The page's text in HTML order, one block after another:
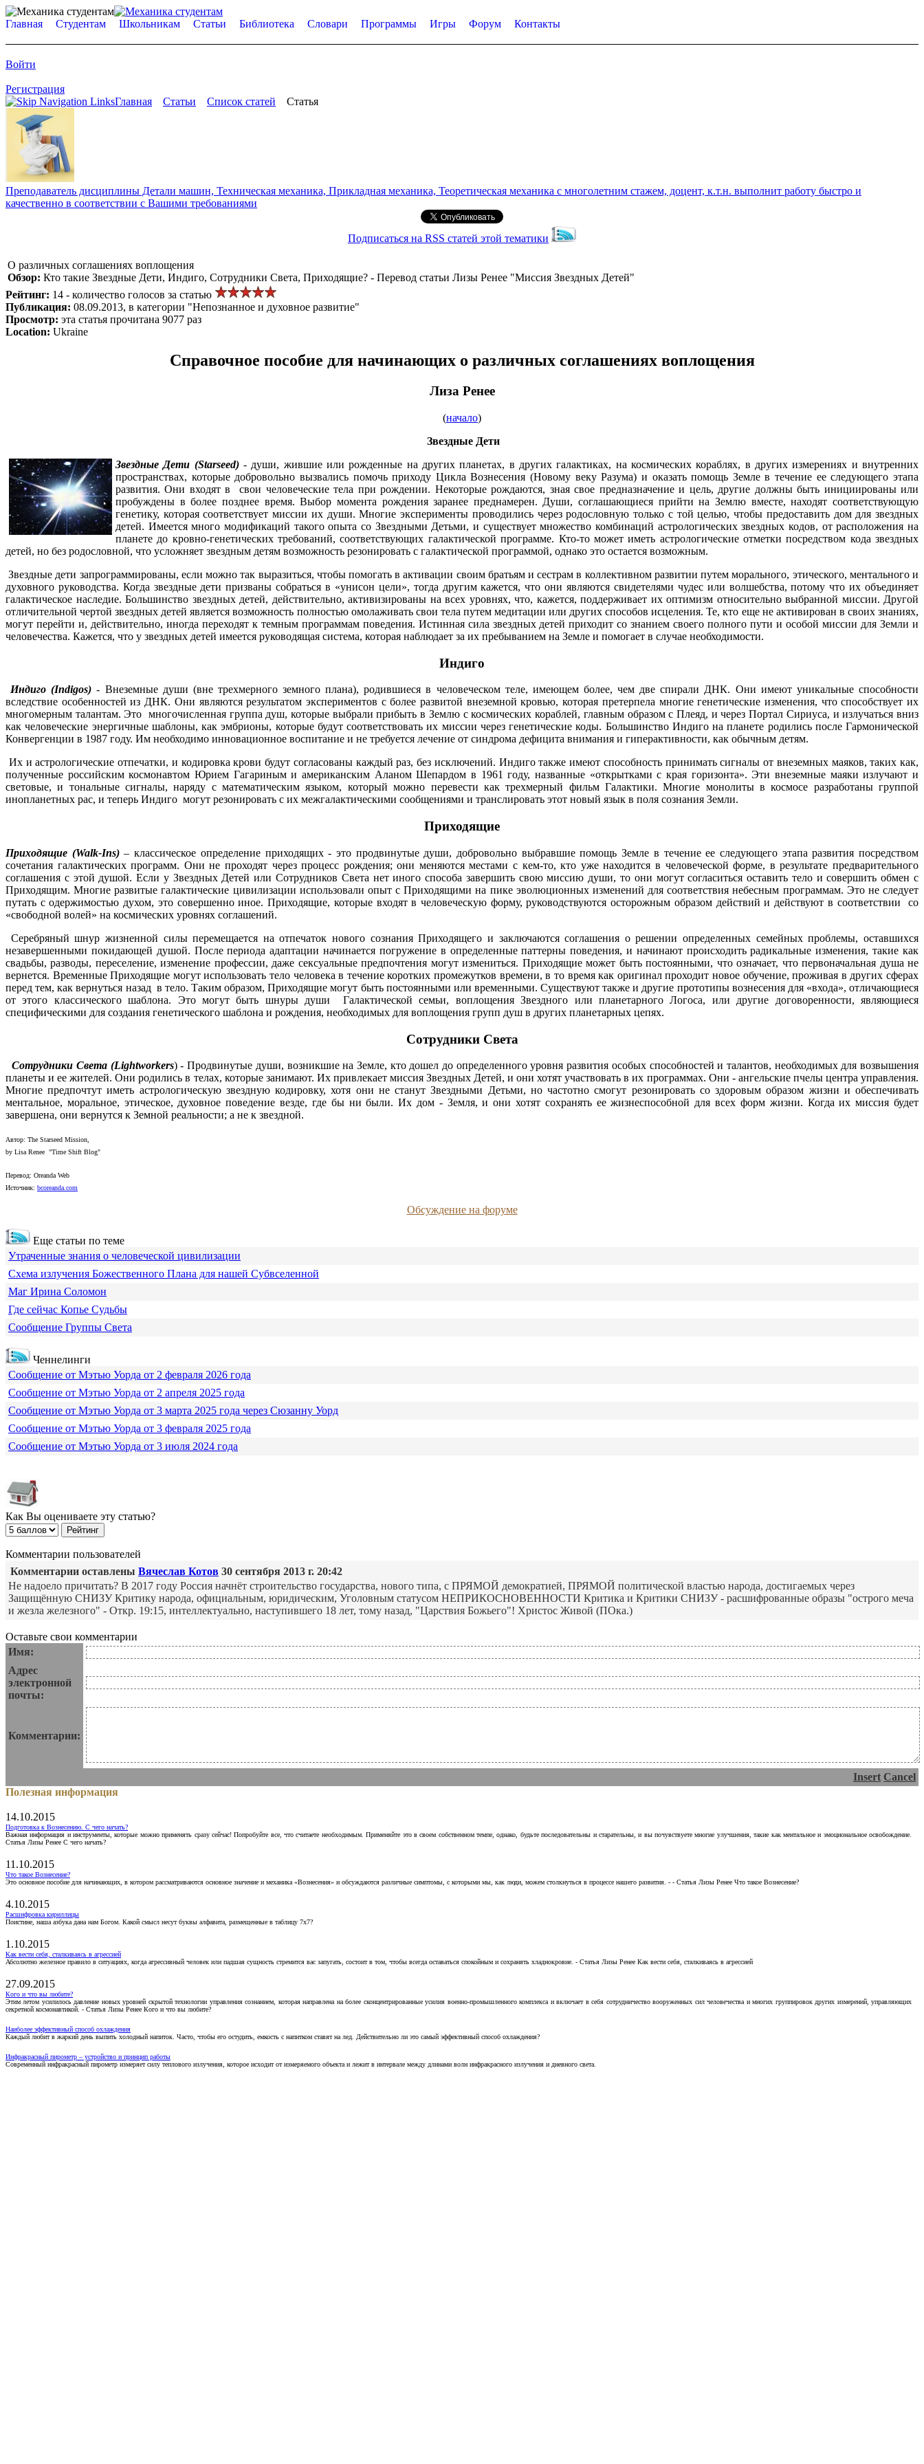
Главная Студентам Школьникам Статьи Библиотека Словари Программы Игры Форум Контакты
Войти
Регистрация
Главная
Статьи Список статей Статья
Преподаватель дисциплины Детали машин, Техническая механика, Прикладная механика, Теоретическая механика с многолетним стажем, доцент, к.т.н. выполнит работу быстро и
качественно в соответствии с Вашими требованиями
Подписаться на RSS статей этой тематики
О различных соглашениях воплощения
Обзор: Кто такие Звездные Дети, Индиго, Сотрудники Света, Приходящие? - Перевод статьи Лизы Ренее "Миссия Звездных Детей"
Рейтинг: 14 - количество голосов за статью
Публикация: 08.09.2013, в категории "Непознанное и духовное развитие"
Просмотр: эта статья прочитана 9077 раз
Location: Ukraine
Справочное пособие для начинающих о различных соглашениях воплощения
Лиза Ренее
(начало)
Звездные Дети
Звездные Дети (Starseed)- души, жившие или рожденные на других планетах, в других галактиках, на космических кораблях, в других измерениях и внутренних
пространствах, которые добровольно вызвались помочь приходу Цикла Вознесения (Новому веку Разума) и оказать помощь Земле в течение ее следующего этапа
развития. Они входят в свои человеческие тела при рождении. Некоторые рождаются, зная свое предназначение и цель, другие должны быть инициированы или
пробуждены в более позднее время. Выбор момента рождения заранее преднамерен. Души, соглашающиеся прийти на Землю вместе, находят соответствующую
генетику, которая соответствует миссии их души. Многие эксперименты проводились через родословную только с той целью, чтобы предоставить дом для звездных
детей. Имеется много модификаций такого опыта со Звездными Детьми, и существует множество комбинаций астрологических звездных кодов, от расположения на
планете до кровно-генетических требований, соответствующих галактической программе. Кто-то может иметь астрологические отметки посредством кода звездных
детей, но без родословной, что усложняет звездным детям возможность резонировать с галактической программой, однако это остается возможным.
Звездные дети запрограммированы, если можно так выразиться, чтобы помогать в активации своим братьям и сестрам в коллективном развитии путем морального, этического, ментального и
духовного руководства. Когда звездные дети призваны собраться в «унисон цели», тогда другим кажется, что они являются свидетелями чудес или волшебства, потому что их объединяет
галактическое наследие. Большинство звездных детей, действительно, активизированы на всех уровнях, что, кажется, поддерживает их оптимизм относительно выбранной миссии. Другой
отличительной чертой звездных детей является возможность полностью омолаживать свои тела путем медитации или других способов исцеления. Те, кто еще не активирован в своих знаниях,
могут перейти и, действительно, иногда переходят к темным программам поведения. Истинная сила звездных детей приходит со знанием своего полного пути и особой миссии для Земли и
человечества. Кажется, что у звездных детей имеется руководящая система, которая наблюдает за их пребыванием на Земле и помогает в случае необходимости.
Индиго
Индиго (Indigos)- Внеземные души (вне трехмерного земного плана), родившиеся в человеческом теле, имеющем более, чем две спирали ДНК. Они имеют уникальные способности
вследствие особенностей из ДНК. Они являются результатом экспериментов с более развитой внеземной кровью, которая претерпела многие генетические изменения, что способствует их
многомерным талантам. Это многочисленная группа душ, которые выбрали прибыть в Землю с космических кораблей, главным образом с Плеяд, и через Портал Сириуса, и излучаться вниз
как человеческие энергичные шаблоны, как эмбрионы, которые будут соответствовать их миссии через генетические коды. Большинство Индиго на планете родились после Гармонической
Конвергенции в 1987 году. Им необходимо инновационное воспитание и не требуется лечение от синдрома дефицита внимания и гиперактивности, как обычным детям.
Их и астрологические отпечатки, и кодировка крови будут согласованы каждый раз, без исключений. Индиго также имеют способность принимать сигналы от внеземных маяков, таких как,
полученные российским космонавтом Юрием Гагариным и американским Аланом Шепардом в 1961 году, названные «открытками с края горизонта». Эти внеземные маяки излучают и
световые, и тональные сигналы, наряду с математическим языком, который можно перевести как трехмерный фильм Галактики. Многие монолиты в космосе разработаны группой
инопланетных рас, и теперь Индиго могут резонировать с их межгалактическими сообщениями и транслировать этот новый язык в поля сознания Земли.
Приходящие
Приходящие (Walk-Ins)– классическое определение приходящих - это продвинутые души, добровольно выбравшие помощь Земле в течение ее следующего этапа развития посредством
сочетания галактических программ. Они не проходят через процесс рождения; они меняются местами с кем-то, кто уже находится в человеческой форме, в результате предварительного
соглашения с этой душой. Если у Звездных Детей или Сотрудников Света нет иного способа завершить свою миссию души, то они могут согласиться оставить тело и совершить обмен с
Приходящим. Многие развитые галактические цивилизации использовали опыт с Приходящими на пике эволюционных изменений для соответствия небесным программам. Это не следует
путать с одержимостью духом, это совершенно иное. Приходящие, которые входят в человеческую форму, руководствуются осторожным образом действий и действуют в соответствии со
«свободной волей» на космических уровнях соглашений.
Серебряный шнур жизненной силы перемещается на отпечаток нового сознания Приходящего и заключаются соглашения о решении определенных семейных проблемы, оставшихся
незавершенными покидающей душой. После периода адаптации начинается погружение в определенные паттерны поведения, и начинают происходить радикальные изменения, такие как
свадьбы, разводы, переселение, изменение профессии, даже сексуальные предпочтения могут измениться. Приходящие может быть постоянными, что означает, что первоначальная душа не
вернется. Временные Приходящие могут использовать тело человека в течение коротких промежутков времени, в то время как оригинал проходит новое обучение, проживая в других сферах
перед тем, как вернуться назад в тело. Таким образом, Приходящие могут быть постоянными или временными. Существуют также и другие прототипы вознесения для «входа», отличающиеся
от этого классического шаблона. Это могут быть шнуры души Галактической семьи, воплощения Звездного или планетарного Логоса, или другие договоренности, являющиеся
специфическими для создания генетического шаблона и рождения, необходимых для воплощения групп душ в других планетарных цепях.
Сотрудники Света
Сотрудники Света (Lightworkers) - Продвинутые души, возникшие на Земле, кто дошел до определенного уровня развития особых способностей и талантов, необходимых для возвышения
планеты и ее жителей. Они родились в телах, которые занимают. Их привлекает миссия Звездных Детей, и они хотят участвовать в их программах. Они - ангельские пчелы центра управления.
Многие предпочтут иметь астрологическую звездную кодировку, хотя они не станут Звездными Детьми, но частотно смогут резонировать со здоровым образом жизни и обеспечивать
ментальное, моральное, этическое, духовное поведение везде, где бы ни были. Их дом - Земля, и они хотят сохранять ее жизнеспособной для всех форм жизни. Когда их миссия будет
завершена, они вернутся к Земной реальности; а не к звездной.
Автор: The Starseed Mission,
by Lisa Renee "Time Shift Blog"
Перевод: Oreanda Web
Источник: bcoreanda.com
Обсуждение на форуме
Еще статьи по теме
Утраченные знания о человеческой цивилизации
Схема излучения Божественного Плана для нашей Субвселенной
Маг Ирина Соломон
Где сейчас Копье Судьбы
Сообщение Группы Света
Ченнелинги
Сообщение от Мэтью Уорда от 2 февраля 2026 года
Сообщение от Мэтью Уорда от 2 апреля 2025 года
Сообщение от Мэтью Уорда от 3 марта 2025 года через Сюзанну Уорд
Сообщение от Мэтью Уорда от 3 февраля 2025 года
Сообщение от Мэтью Уорда от 3 июля 2024 года
Как Вы оцениваете эту статью?
Комментарии пользователей
Комментарии оставлены Вячеслав Котов 30 сентября 2013 г. 20:42
Не надоело причитать? В 2017 году Россия начнёт строительство государства, нового типа, с ПРЯМОЙ демократией, ПРЯМОЙ политической властью народа, достигаемых через
Защищённую СНИЗУ Критику народа, официальным, юридическим, Уголовным статусом НЕПРИКОСНОВЕННОСТИ Критика и Критики СНИЗУ - расшифрованные образы "острого меча
и жезла железного" - Откр. 19:15, интеллектуально, наступившего 18 лет, тому назад, "Царствия Божьего"! Христос Живой (ПОка.)
Оставьте свои комментарии
Имя:
Адрес
электронной
почты:
Комментарии:
Insert Cancel
Полезная информация
14.10.2015
Подготовка к Вознесению. С чего начать?
Важная информация и инструменты, которые можно применять сразу сейчас! Попробуйте все, что считаете необходимым. Применяйте это в своем собственном темпе, однако, будьте последовательны и старательны, и вы почувствуете многие улучшения, такие как ментальное и эмоциональное освобождение.
Статья Лизы Ренее С чего начать?
11.10.2015
Что такое Вознесение?
Это основное пособие для начинающих, в котором рассматриваются основное значение и механика «Вознесения» и обсуждаются различные симптомы, с которыми мы, как люди, можем столкнуться в процессе нашего развития. - - Статья Лизы Ренее Что такое Вознесение?
4.10.2015
Расшифровка кириллицы
Поистине, наша азбука дана нам Богом. Какой смысл несут буквы алфавита, размещенные в таблицу 7х7?
1.10.2015
Как вести себя, сталкиваясь в агрессией
Абсолютно железное правило в ситуациях, когда агрессивный человек или падшая сущность стремится вас запугать, состоит в том, чтобы всегда оставаться спокойным и сохранять хладнокровие. - Статья Лизы Ренее Как вести себя, сталкиваясь в агрессией
27.09.2015
Кого и что вы любите?
Этим летом усилилось давление новых уровней скрытой технологии управления сознанием, которая направлена на более сконцентрированные усилия военно-промышленного комплекса и включает в себя сотрудничество вооруженных сил человечества и многих группировок других измерений, управляющих
секретной космонавтикой. - Статья Лизы Ренее Кого и что вы любите?
Наиболее эффективный способ охлаждения
Каждый любит в жаркий день выпить холодный напиток. Часто, чтобы его остудить, емкость с напитком ставят на лед. Действительно ли это самый эффективный способ охлаждения?
Инфракрасный пирометр – устройство и принцип работы
Современный инфракрасный пирометр измеряет силу теплового излучения, которое исходит от измеряемого объекта и лежит в интервале между длинами волн инфракрасного излучения и дневного света.